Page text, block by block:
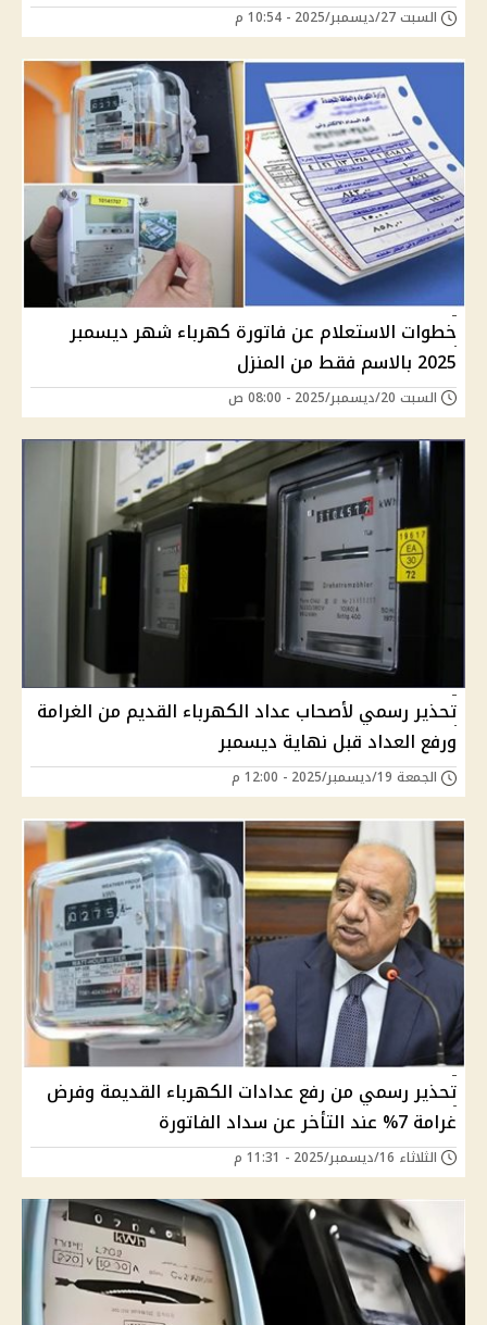
السبت 27/ديسمبر/2025 - 10:54 م
خطوات الاستعلام عن فاتورة كهرباء شهر ديسمبر
2025 بالاسم فقط من المنزل
السبت 20/ديسمبر/2025 - 08:00 ص
تحذير رسمي لأصحاب عداد الكهرباء القديم من الغرامة
ورفع العداد قبل نهاية ديسمبر
الجمعة 19/ديسمبر/2025 - 12:00 م
تحذير رسمي من رفع عدادات الكهرباء القديمة وفرض
غرامة 7% عند التأخر عن سداد الفاتورة
الثلاثاء 16/ديسمبر/2025 - 11:31 م